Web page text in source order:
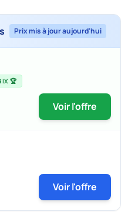
Prix mis à jour aujourd'hui
🏆
Voir l'offre
Voir l'offre